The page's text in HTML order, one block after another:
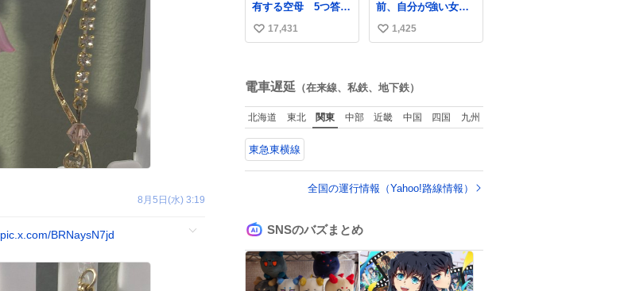
8月5日(水) 3:19
pic.x.com/BRNaysN7jd
有する空母 5つ答え
よ』 名倉「ホンマご
めん、日本」
い
数
17,431
前、自分が強い女だ
と思うか？』の一言
で… 中森明菜さんが
い
数
1,425
電車遅延 （在来線、私鉄、地下鉄）
北海道 東北 関東 中部 近畿 中国 四国 九州
東急東横線
全国の運行情報（Yahoo!路線情報）
SNSのバズまとめ